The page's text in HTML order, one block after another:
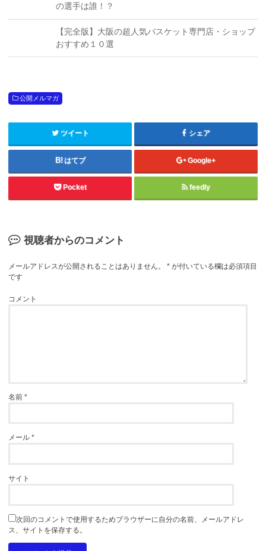
の選手は誰！？
【完全版】大阪の超人気バスケット専門店・ショップ
おすすめ１０選
公開メルマガ
ツイート シェア
はてブ Google+
Pocket feedly
視聴者からのコメント
メールアドレスが公開されることはありません。 * が付いている欄は必須項目
です
コメント
名前*
メール*
サイト
次回のコメントで使用するためブラウザーに自分の名前、メールアドレ
ス、サイトを保存する。